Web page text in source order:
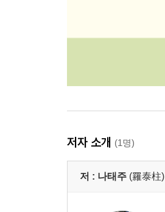
저자 소개 (1명)
저 : 나태주 (羅泰柱)